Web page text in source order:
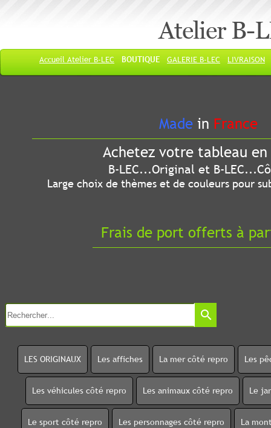
Atelier B-
Accueil Atelier B-LEC BOUTIQUE GALERIE B-LEC LIVRAISON
Made in France
Achetez votre tableau
B-LEC...Original et B-
Large choix de thèmes et de couleurs pour
Frais de port offerts à
search
LES ORIGINAUX Les affiches La mer côté repro Les
Les véhicules côté repro Les animaux côté repro Le
Le sport côté repro Les personnages côté repro La